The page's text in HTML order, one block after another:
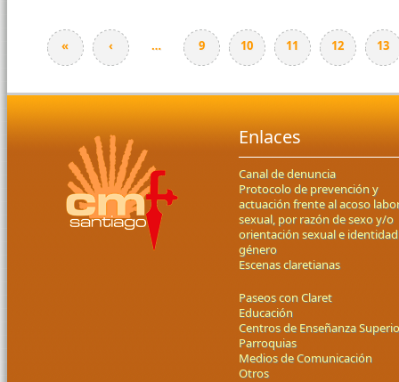
Páginas
« ‹ … 9 10 11 12 13
Enlaces
Canal de denuncia
Protocolo de prevención y
actuación frente al acoso
sexual, por razón de sexo y/o
orientación sexual e
género
Escenas claretianas
Paseos con Claret
Educación
Centros de Enseñanza
Parroquias
Medios de Comunicación
Otros